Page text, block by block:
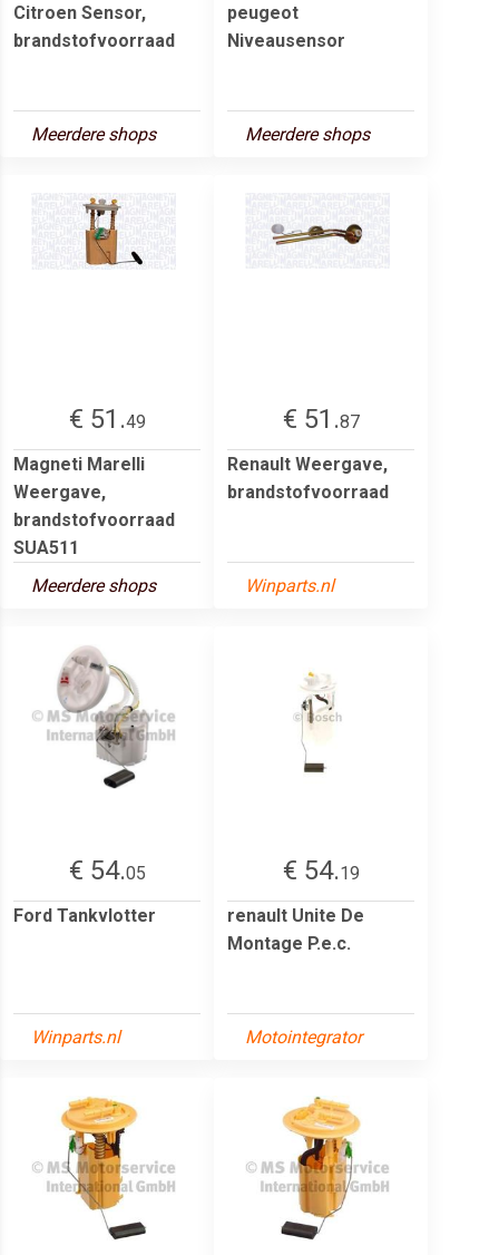
Citroen Sensor,
brandstofvoorraad
Meerdere shops
peugeot
Niveausensor
Meerdere shops
€ 51.49
Magneti Marelli
Weergave,
brandstofvoorraad
SUA511
Meerdere shops
€ 51.87
Renault Weergave,
brandstofvoorraad
Winparts.nl
€ 54.05
Ford Tankvlotter
Winparts.nl
€ 54.19
renault Unite De
Montage P.e.c.
Motointegrator